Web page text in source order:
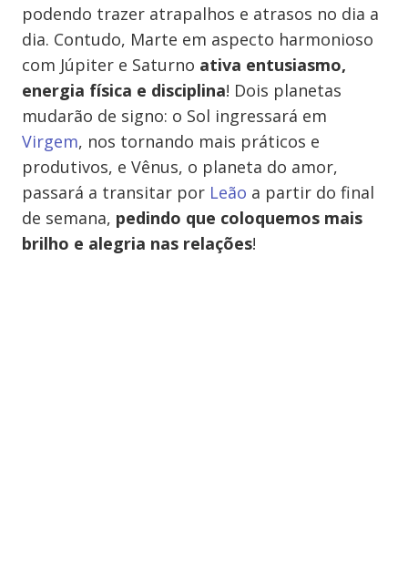
podendo trazer atrapalhos e atrasos no dia a
dia. Contudo, Marte em aspecto harmonioso
com Júpiter e Saturno ativa entusiasmo,
energia física e disciplina! Dois planetas
mudarão de signo: o Sol ingressará em
Virgem, nos tornando mais práticos e
produtivos, e Vênus, o planeta do amor,
passará a transitar por Leão a partir do final
de semana, pedindo que coloquemos mais
brilho e alegria nas relações!